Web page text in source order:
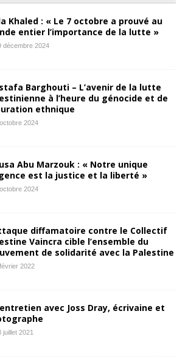
Khaled : « Le 7 octobre a prouvé au
entier l’importance de la lutte »
décembre 2024
Barghouti – L’avenir de la lutte
à l’heure du génocide et de
ethnique
2024
Abu Marzouk : « Notre unique
est la justice et la liberté »
2024
diffamatoire contre le Collectif
Vaincra cible l’ensemble du
de solidarité avec la Palestine
2022
avec Joss Dray, écrivaine et
juillet 2021